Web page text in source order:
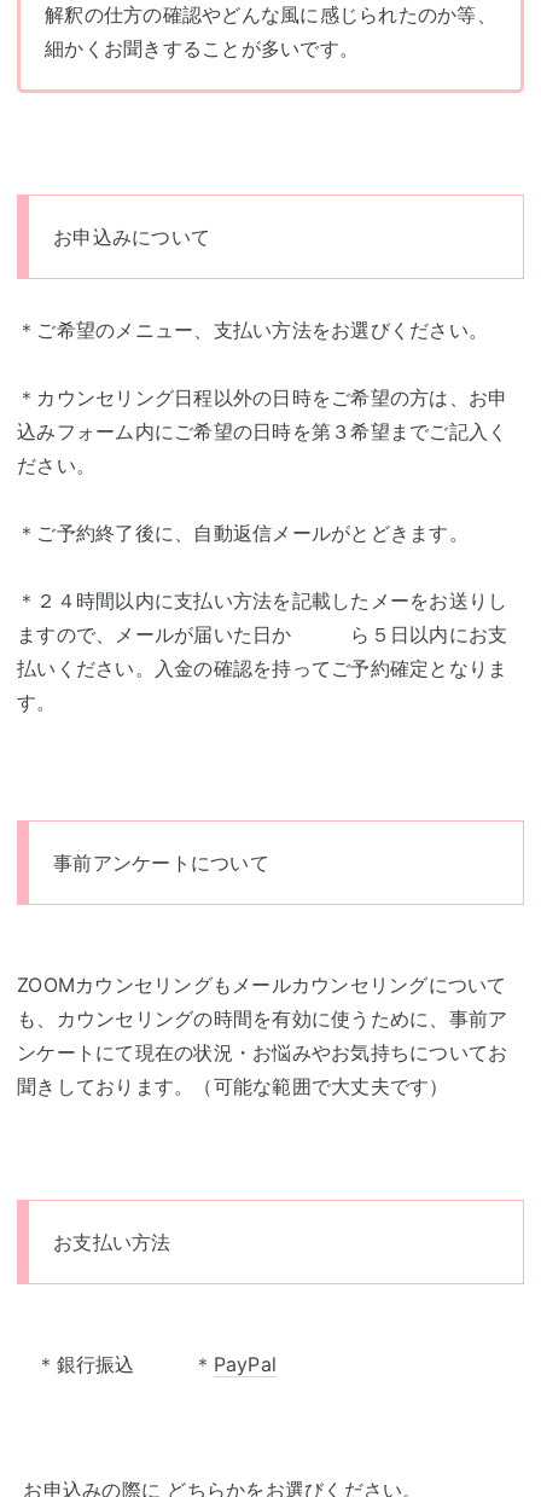
解釈の仕方の確認やどんな風に感じられたのか等、
細かくお聞きすることが多いです。
お申込みについて
＊ご希望のメニュー、支払い方法をお選びください。
＊カウンセリング日程以外の日時をご希望の方は、お申
込みフォーム内にご希望の日時を第３希望までご記入く
ださい。
＊ご予約終了後に、自動返信メールがとどきます。
＊２４時間以内に支払い方法を記載したメーをお送りし
ますので、メールが届いた日か ら５日以内にお支
払いください。入金の確認を持ってご予約確定となりま
す。
事前アンケートについて
ZOOMカウンセリングもメールカウンセリングについて
も、カウンセリングの時間を有効に使うために、事前ア
ンケートにて現在の状況・お悩みやお気持ちについてお
聞きしております。（可能な範囲で大丈夫です）
お支払い方法
＊銀行振込 ＊ PayPal
お申込みの際に どちらかをお選びください。